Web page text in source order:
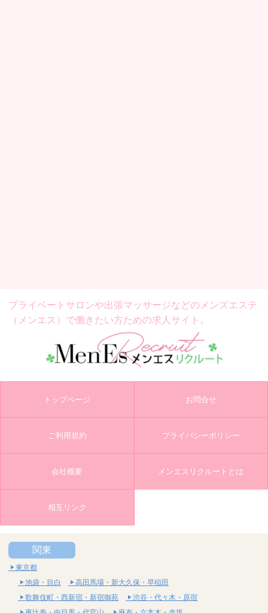
プライベートサロンや出張マッサージなどの メンズエステ
（メンエス）で働きたい方ための求人サイト。
トップページ お問合せ
ご利用規約 プライバシーポリシー
会社概要 メンエスリクルートとは
相互リンク
関東
東京都
池袋・目白
高田馬場・新大久保・早稲田
歌舞伎町・西新宿・新宿御苑
渋谷・代々木・原宿